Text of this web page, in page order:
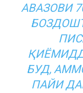
АВАЗОВИ
БУД,
ПАЙИ